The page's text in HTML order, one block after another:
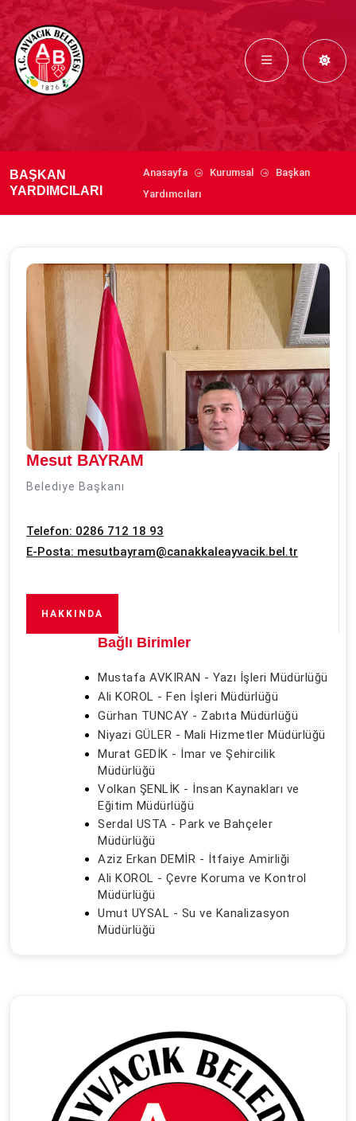
BAŞKAN
YARDIMCILARI
Anasayfa Kurumsal
Başkan
Yardımcıları
Mesut BAYRAM
Belediye Başkanı
Telefon: 0286 712 18 93
E-Posta: mesutbayram@canakkaleayvacik.bel.tr
HAKKINDA
Bağlı Birimler
Mustafa AVKIRAN - Yazı İşleri Müdürlüğü
Ali KOROL - Fen İşleri Müdürlüğü
Gürhan TUNCAY - Zabıta Müdürlüğü
Niyazi GÜLER - Mali Hizmetler Müdürlüğü
Murat GEDİK - İmar ve Şehircilik
Müdürlüğü
Volkan ŞENLİK - İnsan Kaynakları ve
Eğitim Müdürlüğü
Serdal USTA - Park ve Bahçeler
Müdürlüğü
Aziz Erkan DEMİR - İtfaiye Amirliği
Ali KOROL - Çevre Koruma ve Kontrol
Müdürlüğü
Umut UYSAL - Su ve Kanalizasyon
Müdürlüğü